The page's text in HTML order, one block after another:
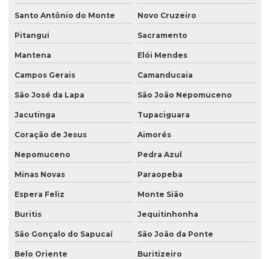
Sondagem rotativa em solo
Sondagem de solo para construção
Sondagem de solo mista
Sondagem de solo a percussão
Sondagem de solo a trado
Sondagem de solo trado manual
Sondagem de solos e rochas
Sondagem SPT com torque
Sondagem de terreno para construção
Sondagem a trado mecanizado
Sondagem a trado para pavimentação
Santo Antônio do Monte Novo Cruzeiro
Pitangui Sacramento
Mantena Elói Mendes
Campos Gerais Camanducaia
São José da Lapa São João Nepomuceno
Jacutinga Tupaciguara
Coração de Jesus Aimorés
Nepomuceno Pedra Azul
Minas Novas Paraopeba
Espera Feliz Monte Sião
Buritis Jequitinhonha
São Gonçalo do Sapucaí São João da Ponte
Belo Oriente Buritizeiro